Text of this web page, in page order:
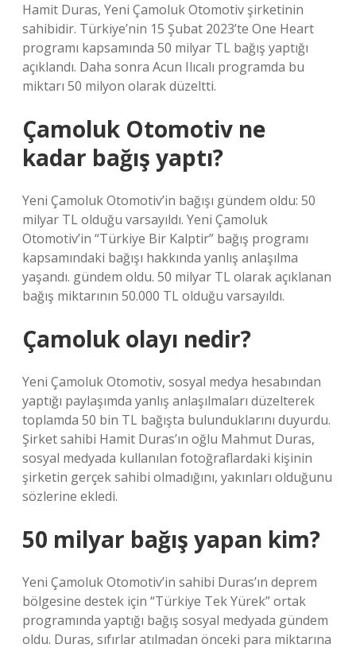
Hamit Duras, Yeni Çamoluk Otomotiv şirketinin
sahibidir. Türkiye’nin 15 Şubat 2023’te One Heart
programı kapsamında 50 milyar TL bağış yaptığı
açıklandı. Daha sonra Acun Ilıcalı programda bu
miktarı 50 milyon olarak düzeltti.
Çamoluk Otomotiv ne
kadar bağış yaptı?
Yeni Çamoluk Otomotiv’in bağışı gündem oldu: 50
milyar TL olduğu varsayıldı. Yeni Çamoluk
Otomotiv’in “Türkiye Bir Kalptir” bağış programı
kapsamındaki bağışı hakkında yanlış anlaşılma
yaşandı. gündem oldu. 50 milyar TL olarak açıklanan
bağış miktarının 50.000 TL olduğu varsayıldı.
Çamoluk olayı nedir?
Yeni Çamoluk Otomotiv, sosyal medya hesabından
yaptığı paylaşımda yanlış anlaşılmaları düzelterek
toplamda 50 bin TL bağışta bulunduklarını duyurdu.
Şirket sahibi Hamit Duras’ın oğlu Mahmut Duras,
sosyal medyada kullanılan fotoğraflardaki kişinin
şirketin gerçek sahibi olmadığını, yakınları olduğunu
sözlerine ekledi.
50 milyar bağış yapan kim?
Yeni Çamoluk Otomotiv’in sahibi Duras’ın deprem
bölgesine destek için “Türkiye Tek Yürek” ortak
programında yaptığı bağış sosyal medyada gündem
oldu. Duras, sıfırlar atılmadan önceki para miktarına